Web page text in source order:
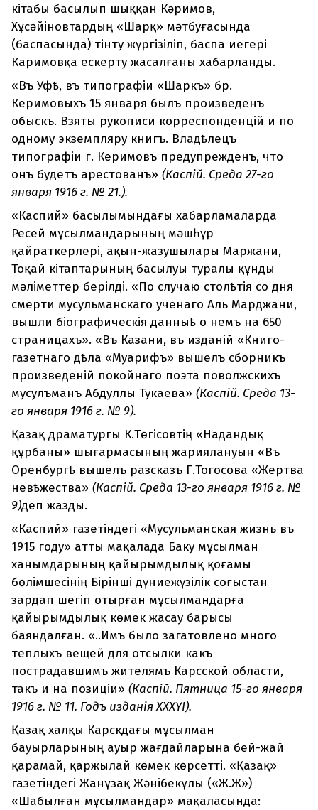
кітабы басылып шыққан Кәримов,
Хұсәйіновтардың «Шарқ» мәтбуғасында
(баспасында) тінту жүргізіліп, баспа иегері
Каримовқа ескерту жасалғаны хабарланды.
«Въ Уфѣ, въ типографіи «Шаркъ» бр.
Керимовыхъ 15 января былъ произведенъ
обыскъ. Взяты рукописи корреспонденцій и по
одному экземпляру книгъ. Владѣлецъ
типографіи г. Керимовъ предупрежденъ, что
онъ будетъ арестованъ» (Каспій. Среда 27-го
января 1916 г. № 21.).
«Каспий» басылымындағы хабарламаларда
Ресей мұсылмандарының мәшһүр
қайраткерлері, ақын-жазушылары Маржани,
Тоқай кітаптарының басылуы туралы құнды
мәліметтер берілді. «По случаю столѣтія со дня
смерти мусульманскаго ученаго Аль Марджани,
вышли біографическія данныѣ о немъ на 650
страницахъ». «Въ Казани, въ изданій «Книго-
газетнаго дѣла «Муарифъ» вышелъ сборникъ
произведеній покойнаго поэта поволжскихъ
мусулъманъ Абдуллы Тукаева» (Каспій. Среда 13-
го января 1916 г. № 9).
Қазақ драматургы К.Төгісовтің «Надандық
құрбаны» шығармасының жариялануын «Въ
Оренбургѣ вышелъ разсказъ Г.Тогосова «Жертва
невѣжества» (Каспій. Среда 13-го января 1916 г. №
9)деп жазды.
«Каспий» газетіндегі «Мусульманская жизнь въ
1915 году» атты мақалада Баку мұсылман
ханымдарының қайырымдылық қоғамы
бөлімшесінің Бірінші дүниежүзілік соғыстан
зардап шегіп отырған мұсылмандарға
қайырымдылық көмек жасау барысы
баяндалған. «..Имъ было загатовлено много
теплыхъ вещей для отсылки какъ
пострадавшимъ жителямъ Карсской области,
такъ и на позиціи» (Каспій. Пятница 15-го января
1916 г. № 11. Годъ изданія ХХХҮІ).
Қазақ халқы Карскдағы мұсылман
бауырларының ауыр жағдайларына бей-жай
қарамай, қаржылай көмек көрсетті. «Қазақ»
газетіндегі Жанұзақ Жәнібекұлы («Ж.Ж»)
«Шабылған мұсылмандар» мақаласында: